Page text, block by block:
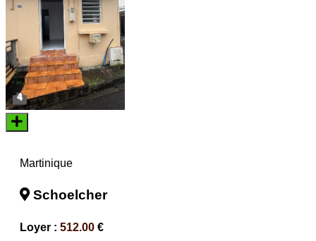
4
Martinique
Schoelcher
Loyer : 512.00 €